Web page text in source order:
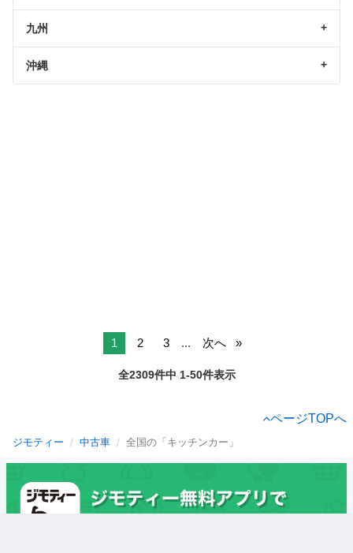
九州
沖縄
1 2 3 ... 次へ
全2309件中 1-50件表示
ページTOPへ
ジモティー 中古車 全国の「キッチンカー」